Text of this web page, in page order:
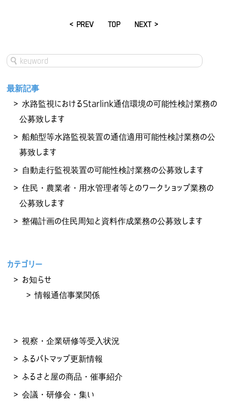
< PREV TOP NEXT >
最新記事
水路監視におけるStarlink通信環境の可能性検討業務の
公募致します
船舶型等水路監視装置の通信適用可能性検討業務の公
募致します
自動走行監視装置の可能性検討業務の公募致します
住民・農業者・用水管理者等とのワークショップ業務の
公募致します
整備計画の住民周知と資料作成業務の公募致します
カテゴリー
お知らせ
情報通信事業関係
視察・企業研修等受入状況
ふるパトマップ更新情報
ふるさと屋の商品・催事紹介
会議・研修会・集い